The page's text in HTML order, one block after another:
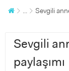
... Sevgili
Sevgili
paylaşımı